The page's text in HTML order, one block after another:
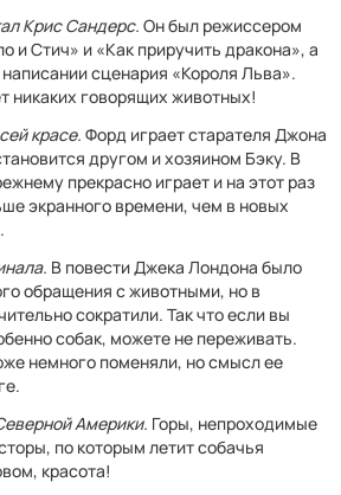
Крис Сандерс. Он был режиссером
и Стич» и «Как приручить дракона», а
сценария «Короля Льва».
никаких говорящих животных!
красе. Форд играет старателя Джона
другом и хозяином Бэку. В
прекрасно играет и на этот раз
экранного времени, чем в новых
В повести Джека Лондона было
обращения с животными, но в
сократили. Так что если вы
собак, можете не переживать.
немного поменяли, но смысл ее
Америки. Горы, непроходимые
по которым летит собачья
красота!